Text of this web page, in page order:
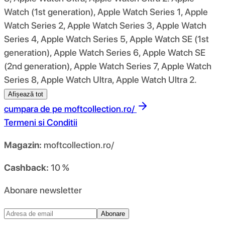
Watch (1st generation), Apple Watch Series 1, Apple
Watch Series 2, Apple Watch Series 3, Apple Watch
Series 4, Apple Watch Series 5, Apple Watch SE (1st
generation), Apple Watch Series 6, Apple Watch SE
(2nd generation), Apple Watch Series 7, Apple Watch
Series 8, Apple Watch Ultra, Apple Watch Ultra 2.
Afișează tot
cumpara de pe moftcollection.ro/
Termeni si Conditii
Magazin: moftcollection.ro/
Cashback: 10 %
Abonare newsletter
Abonare